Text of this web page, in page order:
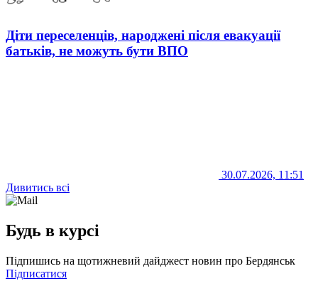
Діти переселенців, народжені після евакуації
батьків, не можуть бути ВПО
30.07.2026, 11:51
Дивитись всі
Будь в курсі
Підпишись на щотижневий дайджест новин про Бердянськ
Підписатися